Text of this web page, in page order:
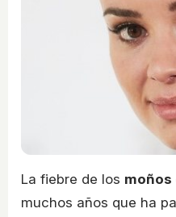
La fiebre de los moños
muchos años que ha